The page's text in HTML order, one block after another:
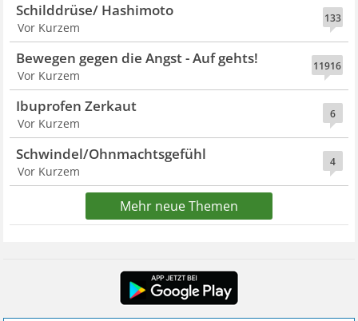
133
Schilddrüse/ Hashimoto
Vor Kurzem
11916
Bewegen gegen die Angst - Auf gehts!
Vor Kurzem
6
Ibuprofen Zerkaut
Vor Kurzem
4
Schwindel/Ohnmachtsgefühl
Vor Kurzem
Mehr neue Themen